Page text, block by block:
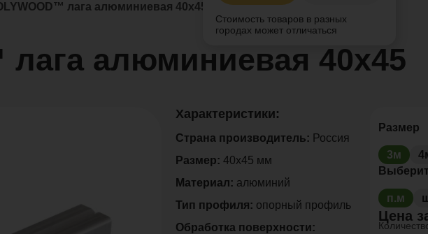
Стоимость товаров в разных
городах может отличаться
лага алюминиевая 40х45
лага алюминиевая 40х45
Размер
3м
п.м
Цена
Характеристики:
Страна производитель: Россия
Размер: 40х45 мм
Материал: алюминий
Тип профиля: опорный профиль
Обработка поверхности: